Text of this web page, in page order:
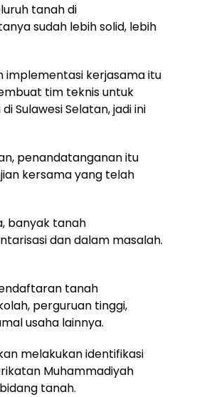
tanah di
sudah lebih solid, lebih
implementasi kerjasama itu
tim teknis untuk
Sulawesi Selatan, jadi ini
penandatanganan itu
kersama yang telah
banyak tanah
dan dalam masalah.
tanah
perguruan tinggi,
usaha lainnya.
melakukan identifikasi
Muhammadiyah
tanah.